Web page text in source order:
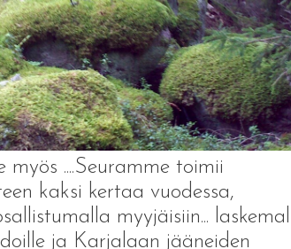
....Seuramme toimii
kaksi kertaa vuodessa,
myyjäisiin...
ja Karjalaan jääneiden